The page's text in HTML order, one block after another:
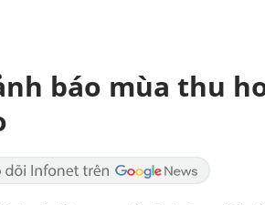
báo mùa thu